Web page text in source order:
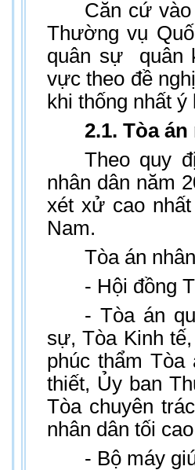
Căn cứ
Thường vụ
quân sự quân
vực theo đề
khi thống nhất
2.1. Tòa
Theo quy
nhân dân năm
xét xử cao
Nam.
Tòa án
- Hội đồng
- Tòa án
sự, Tòa Kinh
phúc thẩm
thiết, Ủy ban
Tòa chuyên
nhân dân tối
- Bộ máy